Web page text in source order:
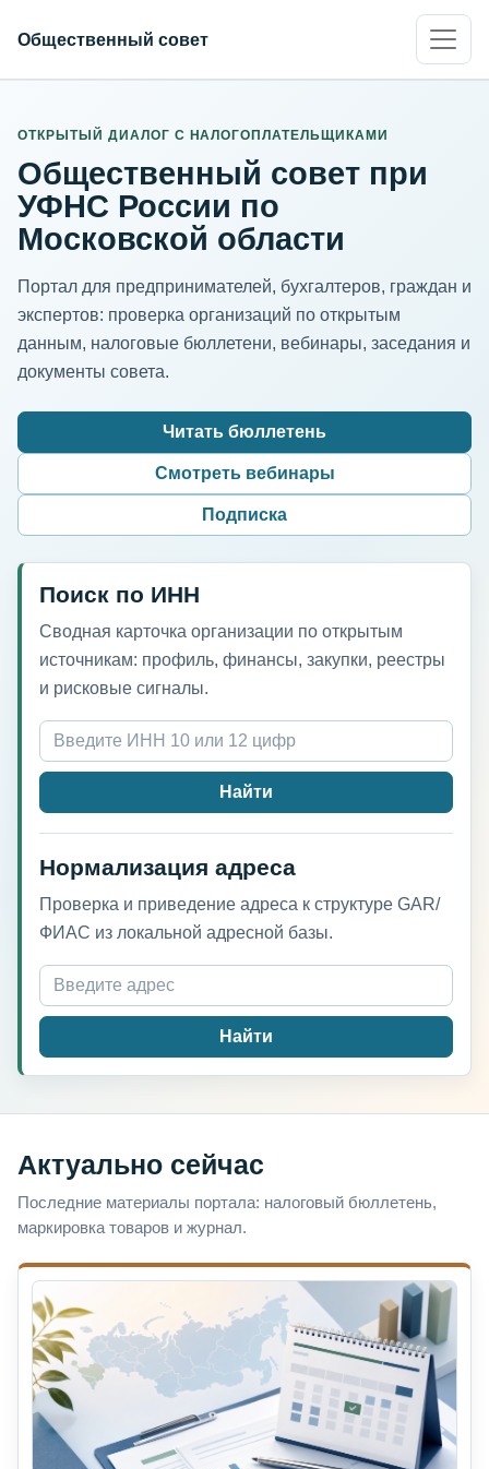
Общественный совет
ОТКРЫТЫЙ ДИАЛОГ С НАЛОГОПЛАТЕЛЬЩИКАМИ
Общественный совет при
УФНС России по
Московской области
Портал для предпринимателей, бухгалтеров, граждан и
экспертов: проверка организаций по открытым
данным, налоговые бюллетени, вебинары, заседания и
документы совета.
Читать бюллетень
Смотреть вебинары
Подписка
Поиск по ИНН
Сводная карточка организации по открытым
источникам: профиль, финансы, закупки, реестры
и рисковые сигналы.
ИНН организации
Найти
Нормализация адреса
Проверка и приведение адреса к структуре GAR/
ФИАС из локальной адресной базы.
Адрес для нормализации
Найти
Актуально сейчас
Последние материалы портала: налоговый бюллетень,
маркировка товаров и журнал.